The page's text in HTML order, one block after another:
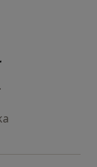
stránka